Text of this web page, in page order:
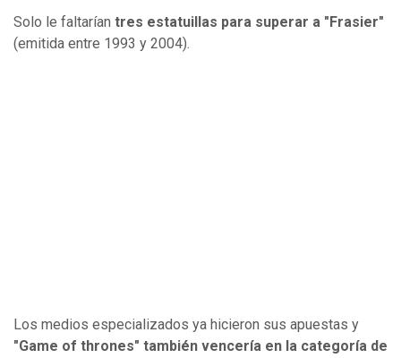
Solo le faltarían tres estatuillas para superar a "Frasier"
(emitida entre 1993 y 2004).
Los medios especializados ya hicieron sus apuestas y
"Game of thrones" también vencería en la categoría de